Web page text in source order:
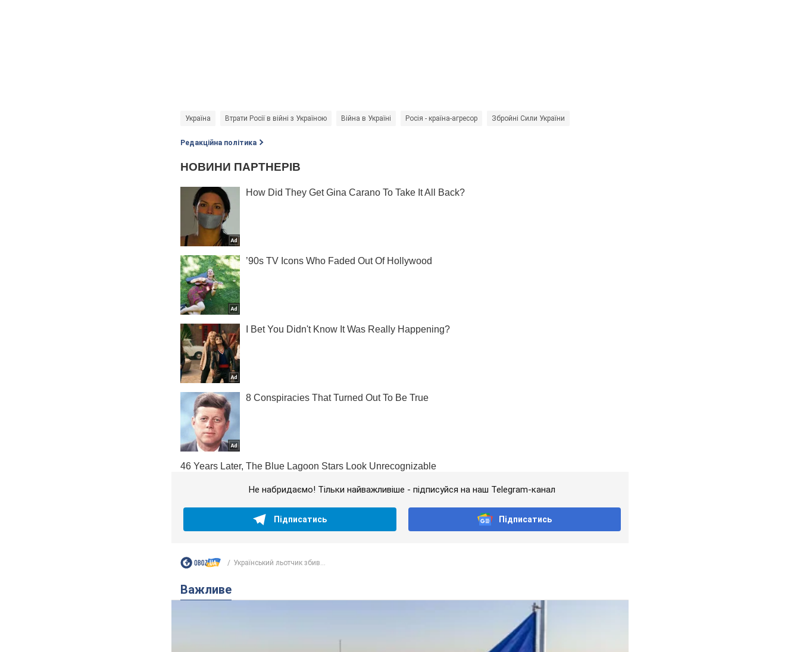
Україна Втрати Росії в війні з Україною Війна в Україні Росія - країна-агресор Збройні Сили України
Редакційна політика
Не набридаємо! Тільки найважливіше - підписуйся на наш Telegram-канал
Підписатись Підписатись
Український льотчик збив...
Важливе